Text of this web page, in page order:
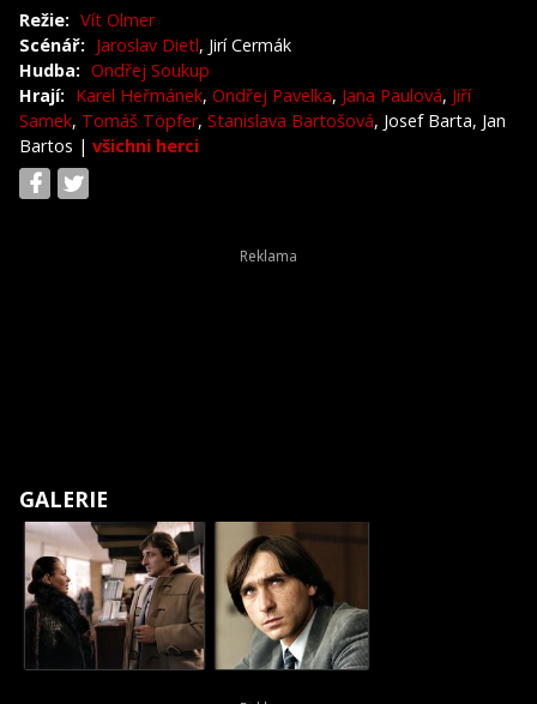
Režie: Vít Olmer
Scénář: Jaroslav Dietl, Jirí Cermák
Hudba: Ondřej Soukup
Hrají: Karel Heřmánek, Ondřej Pavelka, Jana Paulová, Jiří
Samek, Tomáš Töpfer, Stanislava Bartošová, Josef Barta, Jan
Bartos | všichni herci
GALERIE